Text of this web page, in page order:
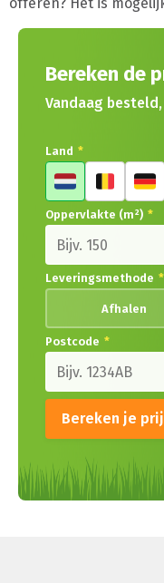
Bereken de
Vandaag
Land *
Oppervlakte (m²) *
Leveringsmethode *
Afhalen
Postcode *
Bereken je